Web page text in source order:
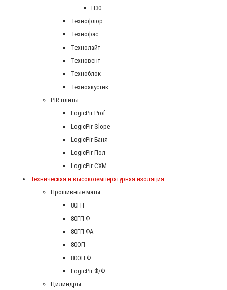
Н30
Технофлор
Технофас
Технолайт
Техновент
Техноблок
Техноакустик
PIR плиты
LogicPir Prof
LogicPir Slope
LogicPir Баня
LogicPir Пол
LogicPir СХМ
Техническая и высокотемпературная изоляция
Прошивные маты
80ГП
80ГП Ф
80ГП ФА
80ОП
80ОП Ф
LogicPir Ф/Ф
Цилиндры